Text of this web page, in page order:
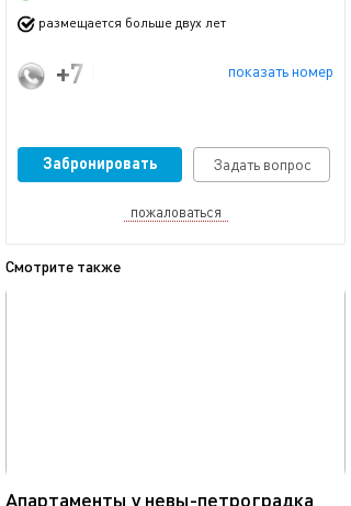
размещается больше двух лет
показать номер
+7 (921) 999-54-98
Забронировать Задать вопрос
пожаловаться
Смотрите также
Апартаменты у невы-петроградка